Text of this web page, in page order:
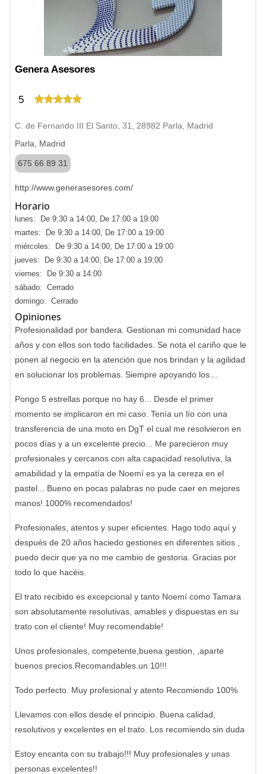
Genera Asesores
5
C. de Fernando III El Santo, 31, 28982 Parla, Madrid
Parla, Madrid
675 66 89 31
http://www.generasesores.com/
Horario
lunes: De 9:30 a 14:00, De 17:00 a 19:00
martes: De 9:30 a 14:00, De 17:00 a 19:00
miércoles: De 9:30 a 14:00, De 17:00 a 19:00
jueves: De 9:30 a 14:00, De 17:00 a 19:00
viernes: De 9:30 a 14:00
sábado: Cerrado
domingo: Cerrado
Opiniones
Profesionalidad por bandera. Gestionan mi comunidad hace
años y con ellos son todo facilidades. Se nota el cariño que le
ponen al negocio en la atención que nos brindan y la agilidad
en solucionar los problemas. Siempre apoyando los…
Pongo 5 estrellas porque no hay 6... Desde el primer
momento se implicaron en mi caso. Tenía un lío con una
transferencia de una moto en DgT el cual me resolvieron en
pocos días y a un excelente precio... Me parecieron muy
profesionales y cercanos con alta capacidad resolutiva, la
amabilidad y la empatía de Noemí es ya la cereza en el
pastel... Bueno en pocas palabras no pude caer en mejores
manos! 1000% recomendados!
Profesionales, atentos y super eficientes. Hago todo aquí y
después de 20 años haciedo gestiones en diferentes sitios ,
puedo decir que ya no me cambio de gestoria. Gracias por
todo lo que hacéis.
El trato recibido es excepcional y tanto Noemí como Tamara
son absolutamente resolutivas, amables y dispuestas en su
trato con el cliente! Muy recomendable!
Unos profesionales, competente,buena gestion, ,aparte
buenos precios.Recomandables.un 10!!!
Todo perfecto. Muy profesional y atento Recomiendo 100%
Llevamos con ellos desde el principio. Buena calidad,
resolutivos y excelentes en el trato. Los recomiendo sin duda
Estoy encanta con su trabajo!!! Muy profesionales y unas
personas excelentes!!